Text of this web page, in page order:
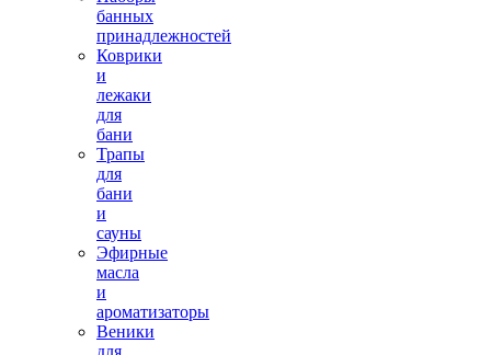
банных
принадлежностей
Коврики
и
лежаки
для
бани
Трапы
для
бани
и
сауны
Эфирные
масла
и
ароматизаторы
Веники
для